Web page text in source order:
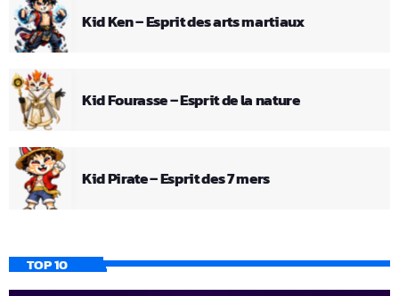
Kid Ken – Esprit des arts martiaux
Kid Fourasse – Esprit de la nature
Kid Pirate – Esprit des 7 mers
TOP 10